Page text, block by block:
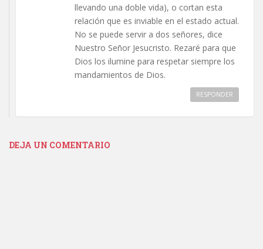
llevando una doble vida), o cortan esta
relación que es inviable en el estado actual.
No se puede servir a dos señores, dice
Nuestro Señor Jesucristo. Rezaré para que
Dios los ilumine para respetar siempre los
mandamientos de Dios.
RESPONDER
DEJA UN COMENTARIO